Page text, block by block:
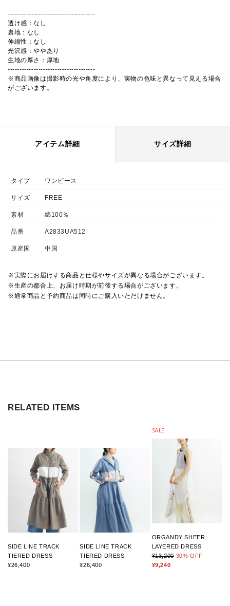
-------------------------------------
透け感：なし
裏地：なし
伸縮性：なし
光沢感：ややあり
生地の厚さ：厚地
-------------------------------------
※商品画像は撮影時の光や角度により、実物の色味と異なって見える場合
がございます。
アイテム詳細 サイズ詳細
タイプ ワンピース
サイズ FREE
素材 綿100％
品番 A2833UA512
原産国 中国
※実際にお届けする商品と仕様やサイズが異なる場合がございます。
※生産の都合上、お届け時期が前後する場合がございます。
※通常商品と予約商品は同時にご購入いただけません。
RELATED ITEMS
SIDE LINE TRACK
TIERED DRESS
¥26,400
SIDE LINE TRACK
TIERED DRESS
¥26,400
SALE
ORGANDY SHEER
LAYERED DRESS
¥13,200 30% OFF
¥9,240